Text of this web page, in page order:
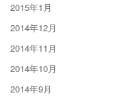
2015年1月
2014年12月
2014年11月
2014年10月
2014年9月